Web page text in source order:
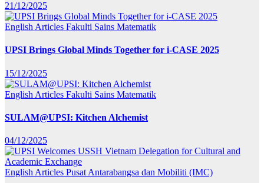
21/12/2025
English Articles Fakulti Sains Matematik
UPSI Brings Global Minds Together for i-CASE 2025
15/12/2025
English Articles Fakulti Sains Matematik
SULAM@UPSI: Kitchen Alchemist
04/12/2025
English Articles Pusat Antarabangsa dan Mobiliti (IMC)